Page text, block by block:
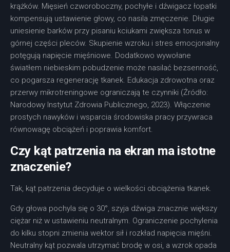
krążków. Mięsień czworoboczny, pochyłe i dźwigacz łopatki
kompensują ustawienie głowy, co nasila zmęczenie. Długie
uniesienie barków przy pisaniu kciukami zwiększa tonus w
górnej części pleców. Skupienie wzroku i stres emocjonalny
potęgują napięcie mięśniowe. Dodatkowo wywołane
światłem niebieskim pobudzenie może nasilać bezsenność,
co pogarsza regenerację tkanek. Edukacja zdrowotna oraz
przerwy mikrotreningowe ograniczają te czynniki (Źródło:
Narodowy Instytut Zdrowia Publicznego, 2023). Włączenie
prostych nawyków i wsparcia środowiska pracy przywraca
równowagę obciążeń i poprawia komfort.
Czy kąt patrzenia na ekran ma istotne
znaczenie?
Tak, kąt patrzenia decyduje o wielkości obciążenia tkanek.
Gdy głowa pochyla się o 30°, szyja dźwiga znacznie większy
ciężar niż w ustawieniu neutralnym. Ograniczenie pochylenia
do kilku stopni zmienia wektor sił i rozkład napięcia mięśni.
Neutralny kąt pozwala utrzymać brodę w osi, a wzrok opada